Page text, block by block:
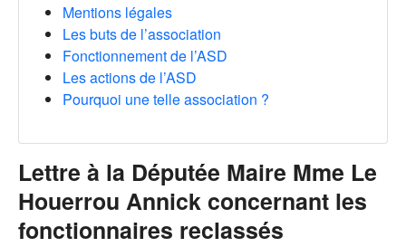
Mentions légales
Les buts de l’association
Fonctionnement de l’ASD
Les actions de l’ASD
Pourquoi une telle association ?
Lettre à la Députée Maire Mme Le
Houerrou Annick concernant les
fonctionnaires reclassés